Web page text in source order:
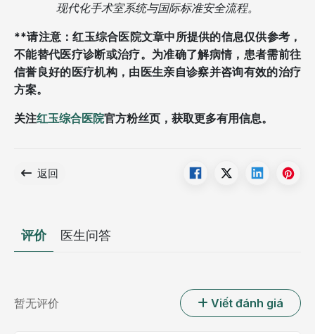
现代化手术室系统与国际标准安全流程。
**请注意：红玉综合医院文章中所提供的信息仅供参考，
不能替代医疗诊断或治疗。为准确了解病情，患者需前往
信誉良好的医疗机构，由医生亲自诊察并咨询有效的治疗
方案。
关注红玉综合医院官方粉丝页，获取更多有用信息。
返回
评价 医生问答
暂无评价 Viết đánh giá